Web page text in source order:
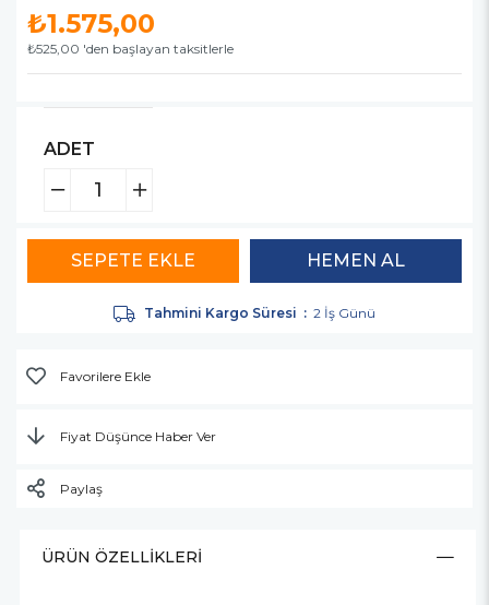
₺1.575,00
₺525,00 'den başlayan taksitlerle
ADET
Tahmini Kargo Süresi : 2 İş Günü
Favorilere Ekle
Fiyat Düşünce Haber Ver
Paylaş
ÜRÜN ÖZELLIKLERI